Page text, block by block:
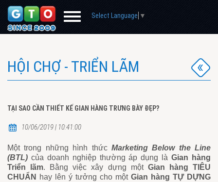
Select Language ▼
HỘI CHỢ - TRIỂN LÃM
TẠI SAO CẦN THIẾT KẾ GIAN HÀNG TRƯNG BÀY ĐẸP?
10/06/2019 | 10:41:00
Một trong những hình thức Marketing Below the Line
(BTL) của doanh nghiệp thường áp dụng làGian hàng
Triển lãm. Bằng việc xây dựng một Gian hàng TIÊU
CHUẨN
hay lên ý tưởng cho một Gian hàng TỰ DỰNG